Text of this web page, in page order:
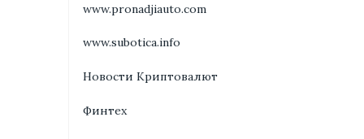
www.pronadjiauto.com
www.subotica.info
Новости Криптовалют
Финтех